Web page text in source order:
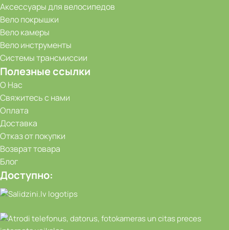
Аксессуары для велосипедов
Вело покрышки
Вело камеры
Вело инструменты
Системы трансмиссии
Полезные ссылки
О Нас
Свяжитесь с нами
Оплата
Доставка
Отказ от покупки
Возврат товара
Блог
Доступно: